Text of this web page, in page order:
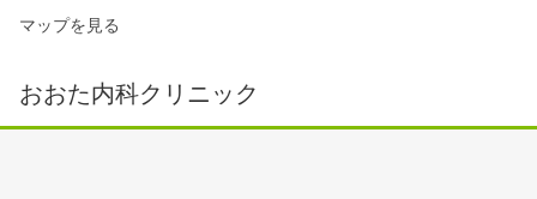
マップを見る
おおた内科クリニック